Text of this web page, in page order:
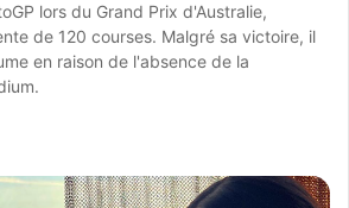
lors du Grand Prix d'Australie,
de 120 courses. Malgré sa victoire, il
en raison de l'absence de la